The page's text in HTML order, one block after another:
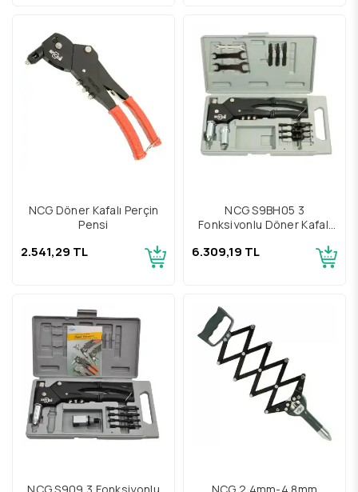
NCG Döner Kafalı Perçin
Pensi
2.541,29 TL
NCG S9BH05 3
Fonksiyonlu Döner Kafalı
6.309,19 TL